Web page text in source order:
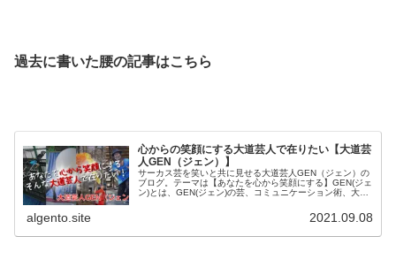
過去に書いた腰の記事はこちら
心からの笑顔にする大道芸人で在りたい【大道芸
人GEN（ジェン）】
サーカス芸を笑いと共に見せる大道芸人GEN（ジェン）の
ブログ。テーマは【あなたを心から笑顔にする】GEN(ジェ
ン)とは、GEN(ジェン)の芸、コミュニケーション術、大道
algento.site 2021.09.08